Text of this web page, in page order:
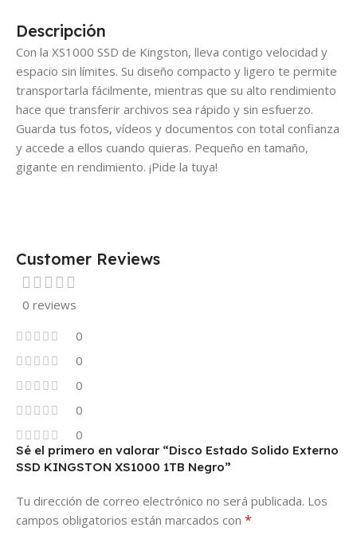
Descripción
Con la XS1000 SSD de Kingston, lleva contigo velocidad y
espacio sin límites. Su diseño compacto y ligero te permite
transportarla fácilmente, mientras que su alto rendimiento
hace que transferir archivos sea rápido y sin esfuerzo.
Guarda tus fotos, vídeos y documentos con total confianza
y accede a ellos cuando quieras. Pequeño en tamaño,
gigante en rendimiento. ¡Pide la tuya!
Customer Reviews
0 reviews
0
0
0
0
0
Sé el primero en valorar “Disco Estado Solido Externo
SSD KINGSTON XS1000 1TB Negro”
Tu dirección de correo electrónico no será publicada. Los
campos obligatorios están marcados con *